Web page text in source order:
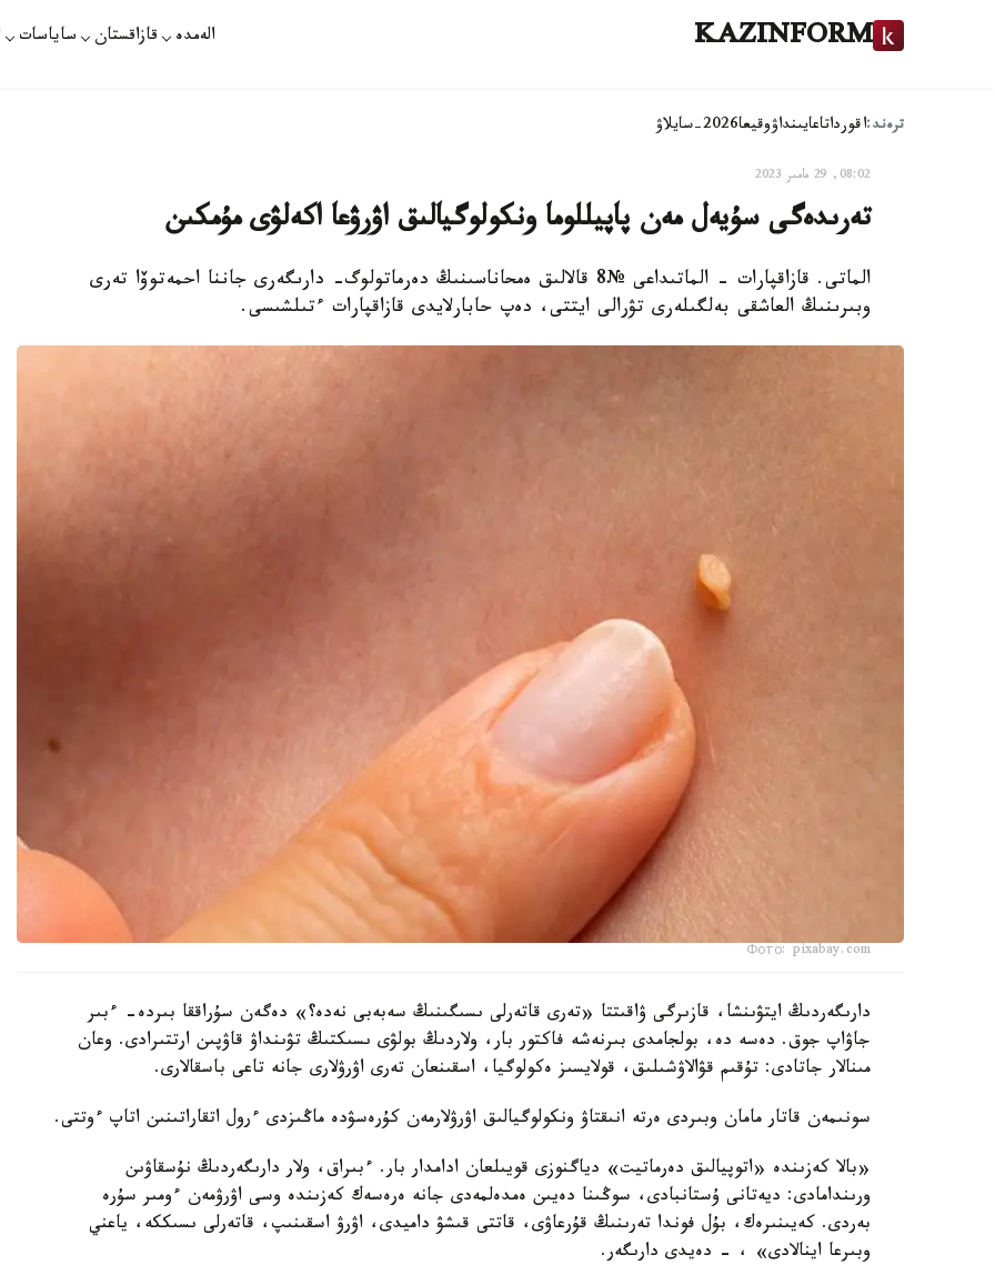
KAZINFORM الەمدە قازاقستان ساياسات
ترەند:اقورداتاعايىنداۋوقيعا2026-سايلاۋ
08:02, 29 مامىر 2023
تەرىدەگى سۇيەل مەن پاپيللوما ونكولوگيالىق اۋرۋعا اكەلۋى مۇمكىن
الماتى. قازاقپارات - الماتىداعى №8 قالالىق ەمحاناسىنىڭ دەرماتولوگ- دارىگەرى جاننا احمەتوۆا تەرى
وبىرىنىڭ العاشقى بەلگىلەرى تۋرالى ايتتى، دەپ حابارلايدى قازاقپارات ءتىلشىسى.
Фото: pixabay.com
دارىگەردىڭ ايتۋىنشا، قازىرگى ۋاقىتتا «تەرى قاتەرلى ىسىگىنىڭ سەبەبى نەدە؟» دەگەن سۇراققا بىردە- ءبىر
جاۋاپ جوق. دەسە دە، بولجامدى بىرنەشە فاكتور بار، ولاردىڭ بولۋى ىسىكتىڭ تۋىنداۋ قاۋپىن ارتتىرادى. وعان
مىنالار جاتادى: تۇقىم قۋالاۋشىلىق، قولايسىز ەكولوگيا، اسقىنعان تەرى اۋرۋلارى جانە تاعى باسقالارى.
سونىمەن قاتار مامان وبىردى ەرتە انىقتاۋ ونكولوگيالىق اۋرۋلارمەن كۇرەسۋدە ماڭىزدى ءرول اتقاراتىنىن اتاپ ءوتتى.
«بالا كەزىندە «اتوپيالىق دەرماتيت» دياگنوزى قويىلعان ادامدار بار. ءبىراق، ولار دارىگەردىڭ نۇسقاۋىن
ورىندامادى: ديەتانى ۇستانبادى، سوڭىنا دەيىن ەمدەلمەدى جانە ەرەسەك كەزىندە وسى اۋرۋمەن ءومىر سۇرە
بەردى. كەيىنىرەك، بۇل فوندا تەرىنىڭ قۇرعاۋى، قاتتى قىشۋ داميدى، اۋرۋ اسقىنىپ، قاتەرلى ىسىككە، ياعني
وبىرعا اينالادى» ، - دەيدى دارىگەر.